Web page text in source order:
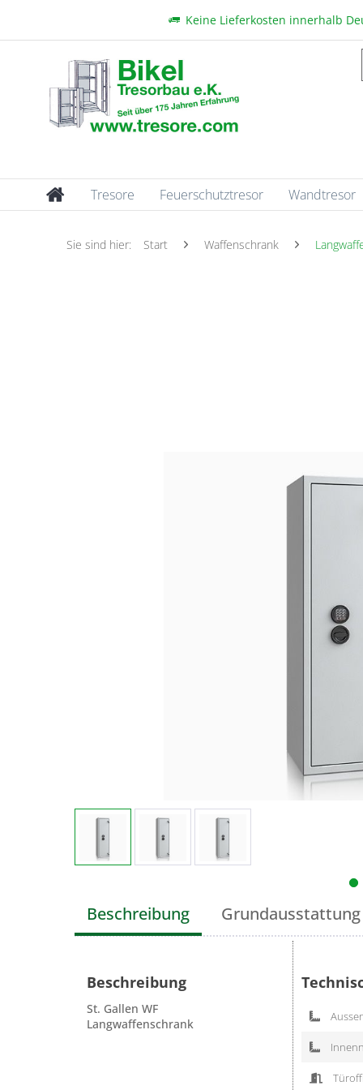
Keine Lieferkosten innerhalb
Tresore Feuerschutztresor Wandtresor
Sie sind hier: Start Waffenschrank
Beschreibung Grundausstattung
Beschreibung
St. Gallen WF
Langwaffenschrank